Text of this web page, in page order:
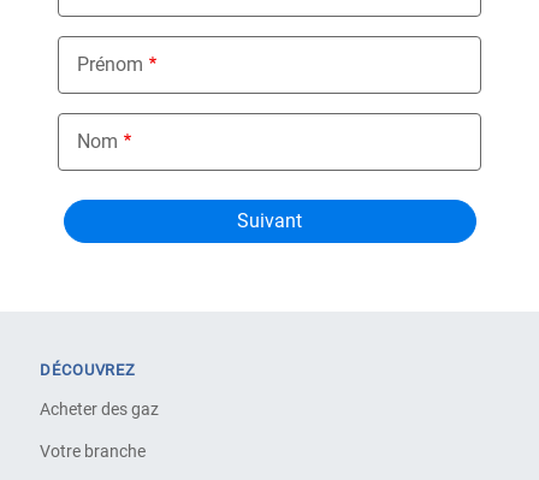
Prénom
Nom
DÉCOUVREZ
Acheter des gaz
Votre branche